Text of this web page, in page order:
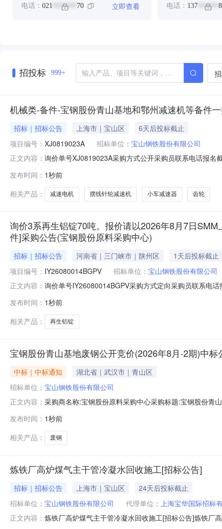
电话： 021 ******* 70 立即查看 电话： 137 ******
招投标 999+
机械类-备件-宝钢股份青山基地和鄂州减速机等备件
招标｜招标公告 上海市｜宝山区
6天后投标截止
项目编号： XJ0819023A 招标单位： 宝山钢铁股份有限公司
正文内容： 询价单号XJ0819023A采购方式公开采购员联系电话报
比:187;外形尺寸:中心高:290mm;原制造商:常州市武进
发布时间： 1秒前
相关产品：
减速电机 摆线针轮减速机 小车减速器 齿轮
询价3系再生铝锭70吨。报价请以2026年8月7日
件]采购公告(宝钢股份原料采购中心)
招标｜招标公告 河南省｜三门峡市｜陕州区
1天后投标截止
项目编号： IY26080014BGPV 招标单位： 宝山钢铁股份有限公司
正文内容： 询价单号IY26080014BGPV采购方式定向采购员联系电
额度：0.0元三、商务条款：定价说明：湿公吨。限价类
发布时间： 1秒前
相关产品：
再生铝锭
宝钢股份青山基地废钢公开竞价(2026年8月-2期)中标
中标｜中标通知
湖北省｜武汉市｜青山区
招标单位： 宝山钢铁股份有限公司
正文内容： 采购商名称:宝钢股份原料采购中心采购标题:宝钢股份青
发布时间： 1秒前
相关产品：
废钢
炼铁厂高炉煤气主干管冷凝水回收施工[招标公告]
招标｜招标公告 上海市｜宝山区
24天后投标截止
招标单位： 宝山钢铁股份有限公司 代理单位： 上海宝华国际招标
正文内容： 炼铁厂高炉煤气主干管冷凝水回收施工[招标公告]炼铁厂